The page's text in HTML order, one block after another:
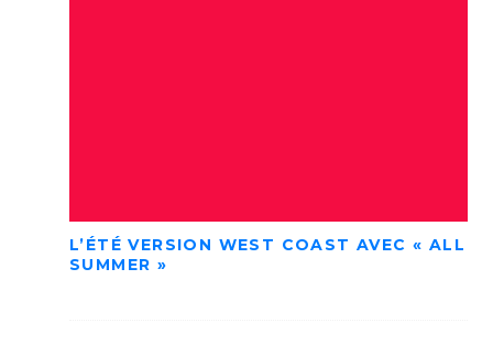
L’ÉTÉ VERSION WEST COAST AVEC « ALL
SUMMER »